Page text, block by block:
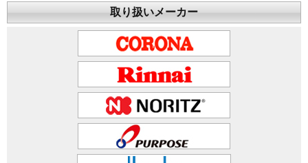
取り扱いメーカー